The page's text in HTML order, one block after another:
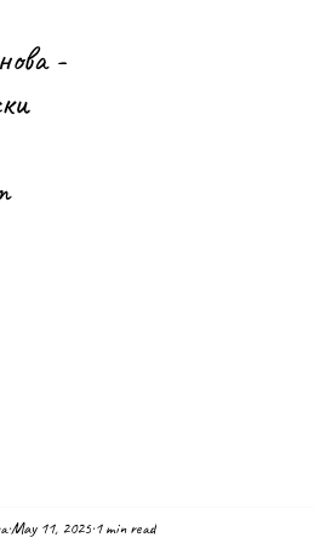
-
May 11, 20251 min read